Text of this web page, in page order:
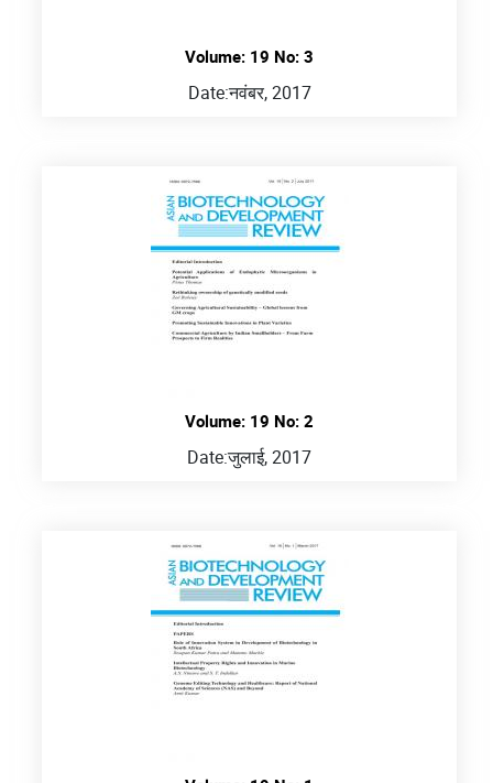
Volume: 19 No: 3
Date:नवंबर, 2017
Volume: 19 No: 2
Date:जुलाई, 2017